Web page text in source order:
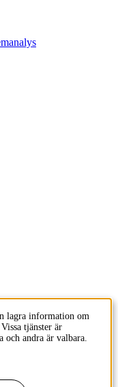
lagra information om
tjänster är
och andra är valbara.